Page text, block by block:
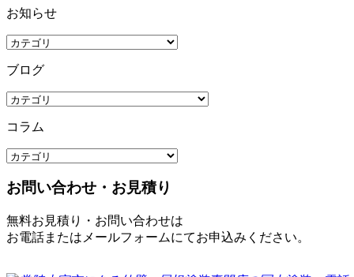
お知らせ
ブログ
コラム
お問い合わせ・お見積り
無料お見積り・お問い合わせは
お電話またはメールフォームにてお申込みください。